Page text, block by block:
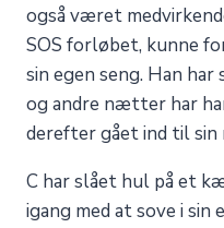
også været
SOS forløbet, kunne
sin egen seng. Han
og andre nætter har
derefter gået ind til sin
C har slået hul på et
igang med at sove i sin